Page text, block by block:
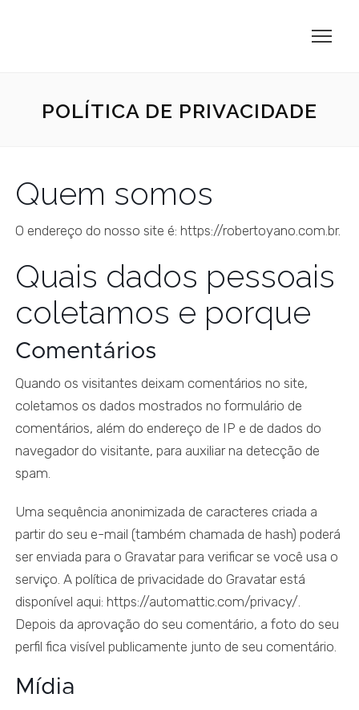
POLÍTICA DE PRIVACIDADE
Quem somos
O endereço do nosso site é: https://robertoyano.com.br.
Quais dados pessoais
coletamos e porque
Comentários
Quando os visitantes deixam comentários no site,
coletamos os dados mostrados no formulário de
comentários, além do endereço de IP e de dados do
navegador do visitante, para auxiliar na detecção de
spam.
Uma sequência anonimizada de caracteres criada a
partir do seu e-mail (também chamada de hash) poderá
ser enviada para o Gravatar para verificar se você usa o
serviço. A política de privacidade do Gravatar está
disponível aqui: https://automattic.com/privacy/.
Depois da aprovação do seu comentário, a foto do seu
perfil fica visível publicamente junto de seu comentário.
Mídia